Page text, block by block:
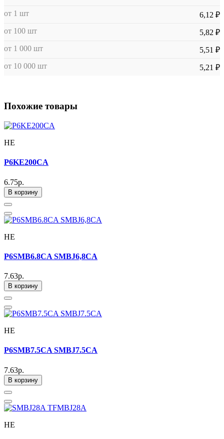
от 1 шт
6,12 ₽
от 100 шт
5,82 ₽
от 1 000 шт
5,51 ₽
от 10 000 шт
5,21 ₽
Похожие товары
HE
P6KE200CA
6.75р.
В корзину
HE
P6SMB6.8CA SMBJ6,8CA
7.63р.
В корзину
HE
P6SMB7.5CA SMBJ7.5CA
7.63р.
В корзину
HE